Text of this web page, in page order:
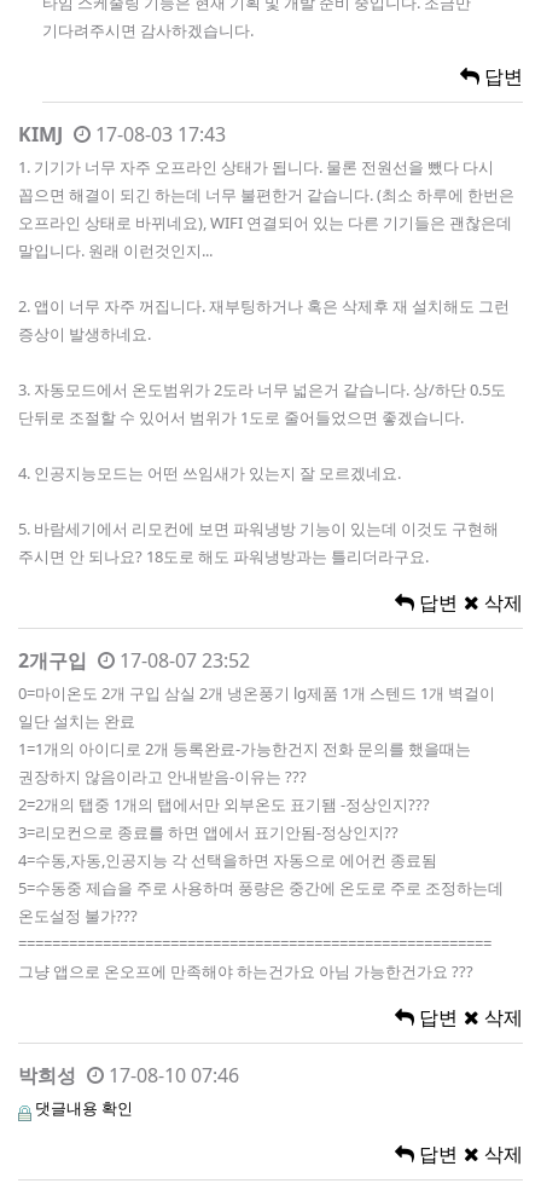
기다려주시면 감사하겠습니다.
답변
KIMJ 17-08-03 17:43
1. 기기가 너무 자주 오프라인 상태가 됩니다. 물론 전원선을 뺐다 다시
꼽으면 해결이 되긴 하는데 너무 불편한거 같습니다. (최소 하루에 한번은
오프라인 상태로 바뀌네요), WIFI 연결되어 있는 다른 기기들은 괜찮은데
말입니다. 원래 이런것인지...
2. 앱이 너무 자주 꺼집니다. 재부팅하거나 혹은 삭제후 재 설치해도 그런
증상이 발생하네요.
3. 자동모드에서 온도범위가 2도라 너무 넓은거 같습니다. 상/하단 0.5도
단뒤로 조절할 수 있어서 범위가 1도로 줄어들었으면 좋겠습니다.
4. 인공지능모드는 어떤 쓰임새가 있는지 잘 모르겠네요.
5. 바람세기에서 리모컨에 보면 파워냉방 기능이 있는데 이것도 구현해
주시면 안 되나요? 18도로 해도 파워냉방과는 틀리더라구요.
답변 삭제
2개구입 17-08-07 23:52
0=마이온도 2개 구입 삼실 2개 냉온풍기 lg제품 1개 스텐드 1개 벽걸이
일단 설치는 완료
1=1개의 아이디로 2개 등록완료-가능한건지 전화 문의를 했을때는
권장하지 않음이라고 안내받음-이유는 ???
2=2개의 탭중 1개의 탭에서만 외부온도 표기됌 -정상인지???
3=리모컨으로 종료를 하면 앱에서 표기안됨-정상인지??
4=수동,자동,인공지능 각 선택을하면 자동으로 에어컨 종료됨
5=수동중 제습을 주로 사용하며 풍량은 중간에 온도로 주로 조정하는데
온도설정 불가???
========================================================
그냥 앱으로 온오프에 만족해야 하는건가요 아님 가능한건가요 ???
답변 삭제
박희성 17-08-10 07:46
댓글내용 확인
답변 삭제